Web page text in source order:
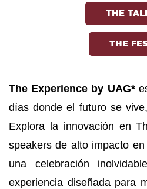
THE
THE
The Experience by UAG*
días donde el futuro se
Explora la innovación en
speakers de alto impacto
una celebración
experiencia diseñada para